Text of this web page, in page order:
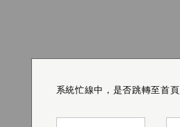
系統忙線中，是否跳轉至首頁
系統忙線中，是否跳轉至首頁
系統忙線中，是否跳轉至首頁
系統忙線中，是否跳轉至首頁
系統忙線中，是否跳轉至首頁